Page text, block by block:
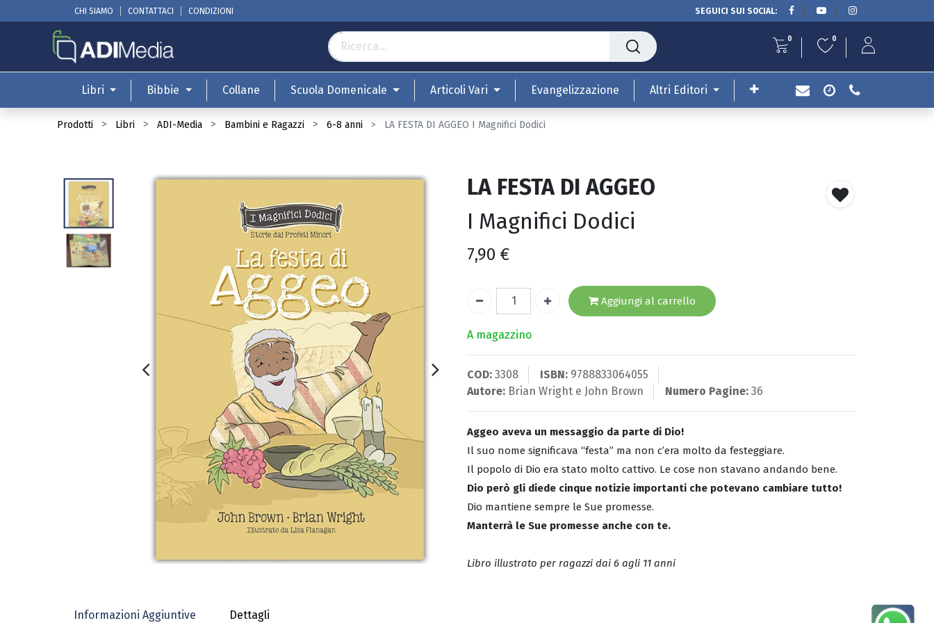
CHI SIAMO CONTATTACI CONDIZIONI SEGUICI SUI SOCIAL:
0 0
Libri Bibbie Collane Scuola Domenicale Articoli Vari Evangelizzazione Altri Editori
Prodotti Libri ADI-Media Bambini e Ragazzi 6-8 anni LA FESTA DI AGGEO I Magnifici Dodici
LA FESTA DI AGGEO
I Magnifici Dodici
7,90 €
Aggiungi al carrello
A magazzino
COD: 3308 ISBN: 9788833064055
Autore: Brian Wright e John Brown Numero Pagine: 36
Aggeo aveva un messaggio da parte di Dio!
Il suo nome significava “festa” ma non c’era molto da festeggiare.
Il popolo di Dio era stato molto cattivo. Le cose non stavano andando bene.
Dio però gli diede cinque notizie importanti che potevano cambiare tutto!
Dio mantiene sempre le Sue promesse.
Manterrà le Sue promesse anche con te.
Libro illustrato per ragazzi dai 6 agli 11 anni
Informazioni Aggiuntive Dettagli